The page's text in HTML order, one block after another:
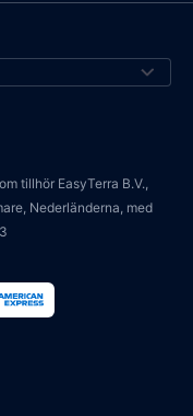
tillhör EasyTerra B.V.,
Nederländerna, med